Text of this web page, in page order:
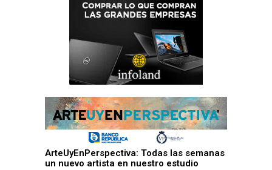
ArteUyEnPerspectiva: Todas las semanas
un nuevo artista en nuestro estudio